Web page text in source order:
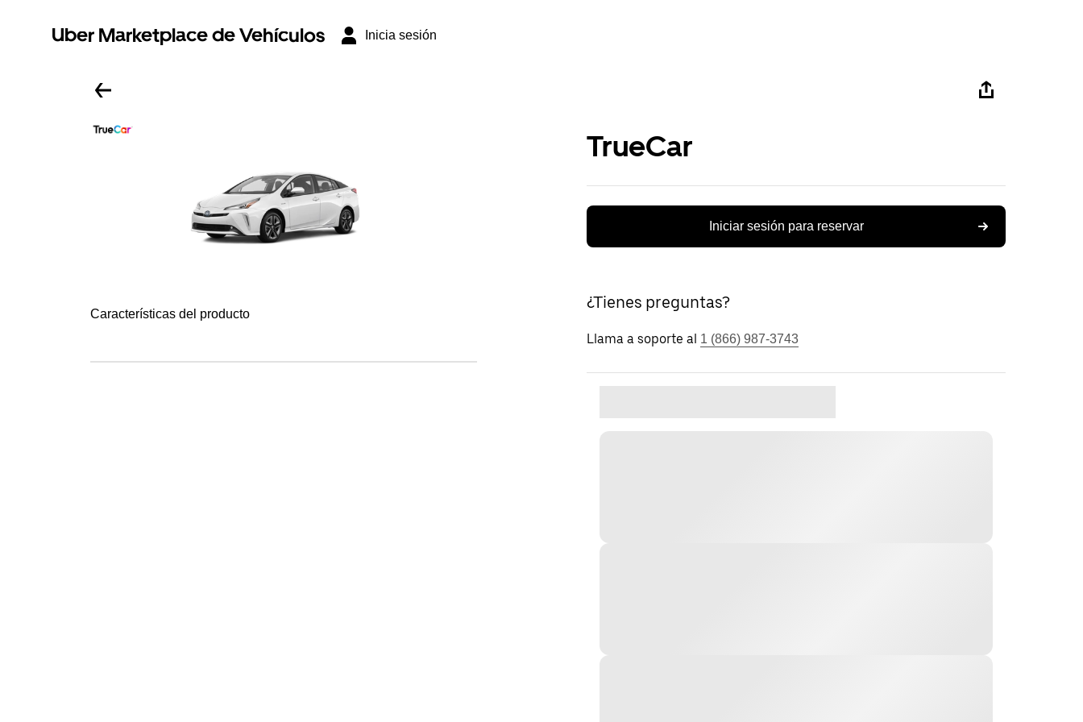
Uber Marketplace de Vehículos Inicia sesión
Características del producto
TrueCar
Iniciar sesión para reservar
¿Tienes preguntas?
Llama a soporte al 1 (866) 987-3743